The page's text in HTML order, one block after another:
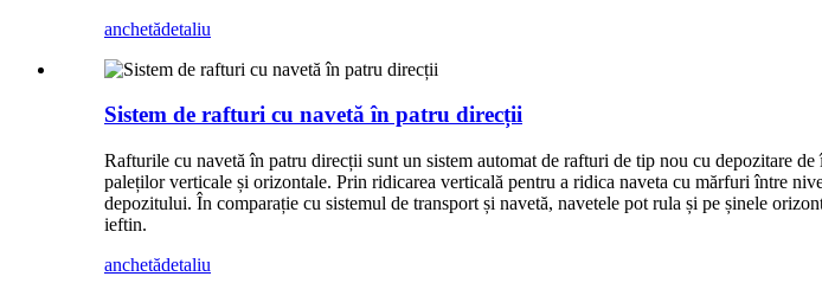
anchetădetaliu
Sistem de rafturi cu navetă în patru direcții
Rafturile cu navetă în patru direcții sunt un sistem automat de rafturi de tip nou cu depozitare
paleților verticale și orizontale. Prin ridicarea verticală pentru a ridica naveta cu mărfuri între
depozitului. În comparație cu sistemul de transport și navetă, navetele pot rula și pe șinele
ieftin.
anchetădetaliu